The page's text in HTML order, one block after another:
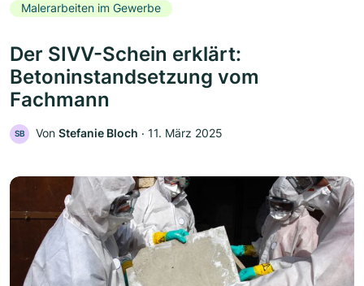
Malerarbeiten im Gewerbe
Der SIVV-Schein erklärt:
Betoninstandsetzung vom
Fachmann
SB Von Stefanie Bloch ‧ 11. März 2025